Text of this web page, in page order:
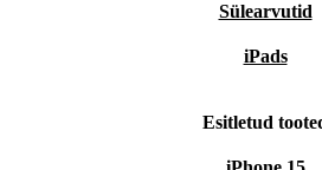
Sülearvutid
iPads
Esitletud